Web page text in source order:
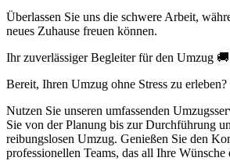
Überlassen Sie uns die schwere Arbeit,
neues Zuhause freuen können.
Ihr zuverlässiger Begleiter für den Umzug 🚚
Bereit, Ihren Umzug ohne Stress zu erleben?
Nutzen Sie unseren umfassenden
Sie von der Planung bis zur Durchführung
reibungslosen Umzug. Genießen Sie den
professionellen Teams, das all Ihre Wünsche